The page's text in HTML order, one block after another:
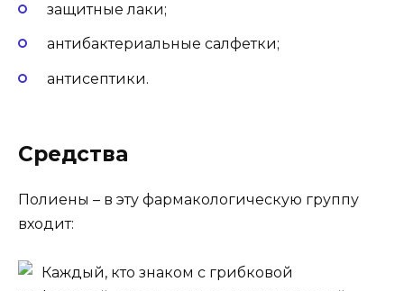
защитные лаки;
антибактериальные салфетки;
антисептики.
Средства
Полиены – в эту фармакологическую группу
входит:
Каждый, кто знаком с грибковой